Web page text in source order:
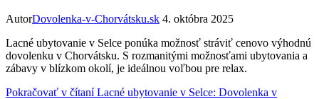
AutorDovolenka-v-Chorvátsku.sk 4. októbra 2025
Lacné ubytovanie v Selce ponúka možnosť stráviť cenovo výhodnú
dovolenku v Chorvátsku. S rozmanitými možnosťami ubytovania a
zábavy v blízkom okolí, je ideálnou voľbou pre relax.
Pokračovať v čítaníLacné ubytovanie v Selce: Dovolenka v